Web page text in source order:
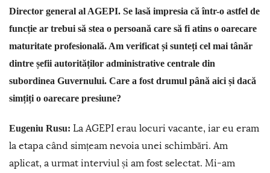
Director general al AGEPI. Se lasă impresia că într-o astfel de
funcție ar trebui să stea o persoană care să fi atins o oarecare
maturitate profesională. Am verificat și sunteți cel mai tânăr
dintre șefii autorităților administrative centrale din
subordinea Guvernului. Care a fost drumul până aici și dacă
simțiți o oarecare presiune?
Eugeniu Rusu: La AGEPI erau locuri vacante, iar eu eram
la etapa când simțeam nevoia unei schimbări. Am
aplicat, a urmat interviul și am fost selectat. Mi-am